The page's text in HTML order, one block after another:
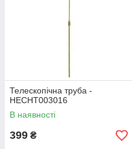
Телескопічна труба -
HECHT003016
В наявності
399 ₴